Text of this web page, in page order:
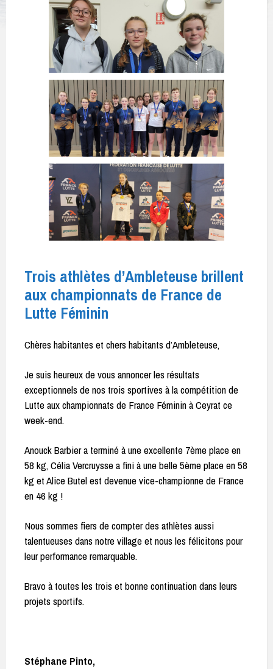
Trois athlètes d’Ambleteuse brillent
aux championnats de France de
Lutte Féminin
Chères habitantes et chers habitants d’Ambleteuse,
Je suis heureux de vous annoncer les résultats
exceptionnels de nos trois sportives à la compétition de
Lutte aux championnats de France Féminin à Ceyrat ce
week-end.
Anouck Barbier a terminé à une excellente 7ème place en
58 kg, Célia Vercruysse a fini à une belle 5ème place en 58
kg et Alice Butel est devenue vice-championne de France
en 46 kg !
Nous sommes fiers de compter des athlètes aussi
talentueuses dans notre village et nous les félicitons pour
leur performance remarquable.
Bravo à toutes les trois et bonne continuation dans leurs
projets sportifs.
Stéphane Pinto,